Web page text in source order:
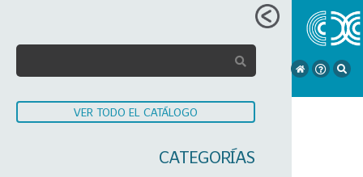
VER TODO EL CATÁLOGO
CATEGORÍAS